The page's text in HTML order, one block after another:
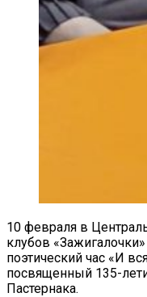
10 февраля в
клубов
поэтический час «И
посвященный 135-
Пастернака.